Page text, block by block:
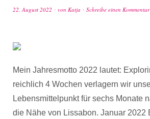
22. August 2022 von Katja Schreibe einen Kommentar
Mein Jahresmotto 2022 lautet:
reichlich 4 Wochen verlagern wir
Lebensmittelpunkt für sechs Monate
die Nähe von Lissabon. Januar 2022